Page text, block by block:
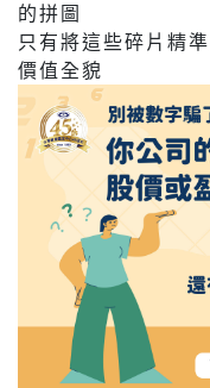
的拼圖
只有將這些碎片精
價值全貌